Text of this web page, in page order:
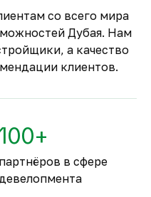
в
жизни
в мире.
со всего мира
Дубая. Нам
а качество
клиентов.
100+
партнёров в сфере